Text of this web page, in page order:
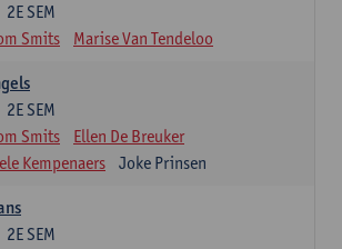
2E SEM
Smits Marise Van Tendeloo
2E SEM
Smits
Ellen De Breuker
Kempenaers
Joke Prinsen
2E SEM